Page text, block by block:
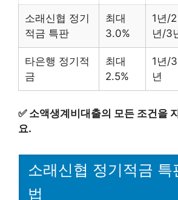
소래신협 정기
적금 특판
최대
3.0%
1년/2
년/3
타은행 정기적
금
최대
2.5%
1년/3
년
✅ 소액생계비대출의 모든 조건을
요.
소래신협 정기적금 특
법